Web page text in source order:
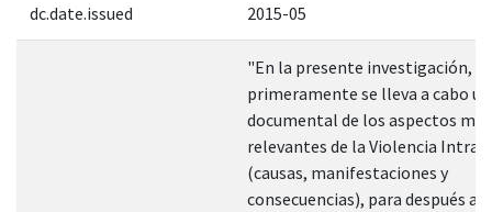
dc.date.issued 2015-05
"En la presente investigación,
primeramente se lleva a cabo
documental de los aspectos más
relevantes de la Violencia
(causas, manifestaciones y
consecuencias), para después